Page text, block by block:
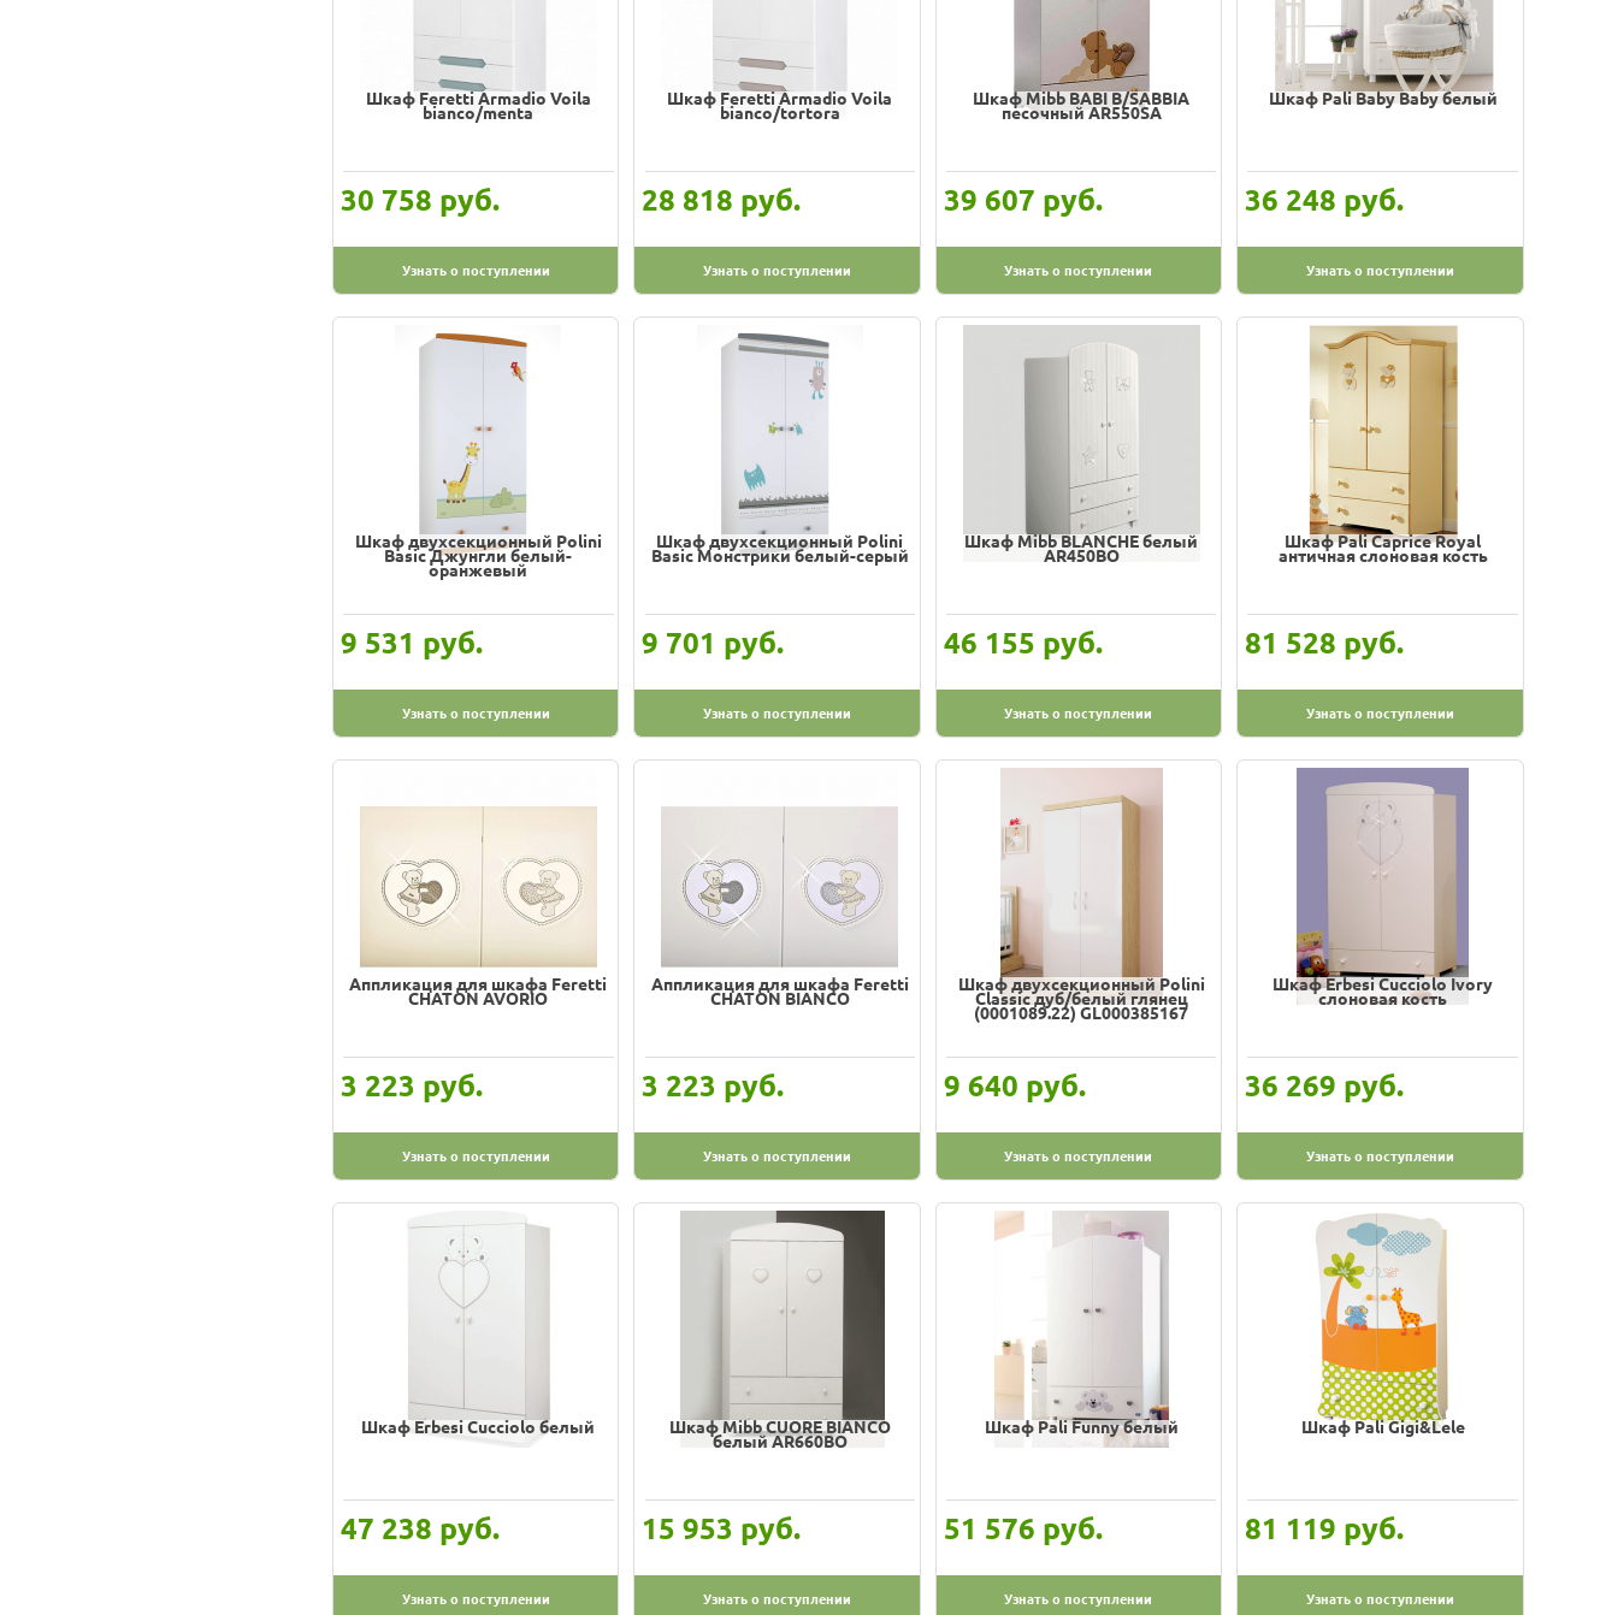
Шкаф Feretti Armadio Voila
bianco/menta
30 758 руб.
Узнать о поступлении
Шкаф Feretti Armadio Voila
bianco/tortora
28 818 руб.
Узнать о поступлении
Шкаф Mibb BABI B/SABBIA
песочный AR550SA
39 607 руб.
Узнать о поступлении
Шкаф Pali Baby Baby белый
36 248 руб.
Узнать о поступлении
Шкаф двухсекционный Polini
Basic Джунгли белый-
оранжевый
9 531 руб.
Узнать о поступлении
Шкаф двухсекционный Polini
Basic Монстрики белый-серый
9 701 руб.
Узнать о поступлении
Шкаф Mibb BLANCHE белый
AR450BO
46 155 руб.
Узнать о поступлении
Шкаф Pali Caprice Royal
античная слоновая кость
81 528 руб.
Узнать о поступлении
Аппликация для шкафа Feretti
CHATON AVORIO
3 223 руб.
Узнать о поступлении
Аппликация для шкафа Feretti
CHATON BIANCO
3 223 руб.
Узнать о поступлении
Шкаф двухсекционный Polini
Classic дуб/белый глянец
(0001089.22) GL000385167
9 640 руб.
Узнать о поступлении
Шкаф Erbesi Cucciolo Ivory
слоновая кость
36 269 руб.
Узнать о поступлении
Шкаф Erbesi Cucciolo белый
47 238 руб.
Узнать о поступлении
Шкаф Mibb CUORE BIANCO
белый AR660BO
15 953 руб.
Узнать о поступлении
Шкаф Pali Funny белый
51 576 руб.
Узнать о поступлении
Шкаф Pali Gigi&Lele
81 119 руб.
Узнать о поступлении